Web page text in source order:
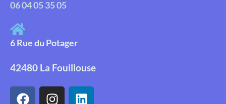
06 04 05 35 05
6 Rue du Potager
42480 La Fouillouse